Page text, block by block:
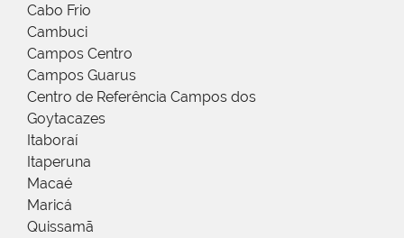
Cabo Frio
Cambuci
Campos Centro
Campos Guarus
Centro de Referência Campos dos
Goytacazes
Itaboraí
Itaperuna
Macaé
Maricá
Quissamã